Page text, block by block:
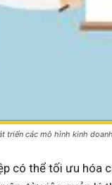
triển các mô hình kinh doanh
có thể tối ưu hóa